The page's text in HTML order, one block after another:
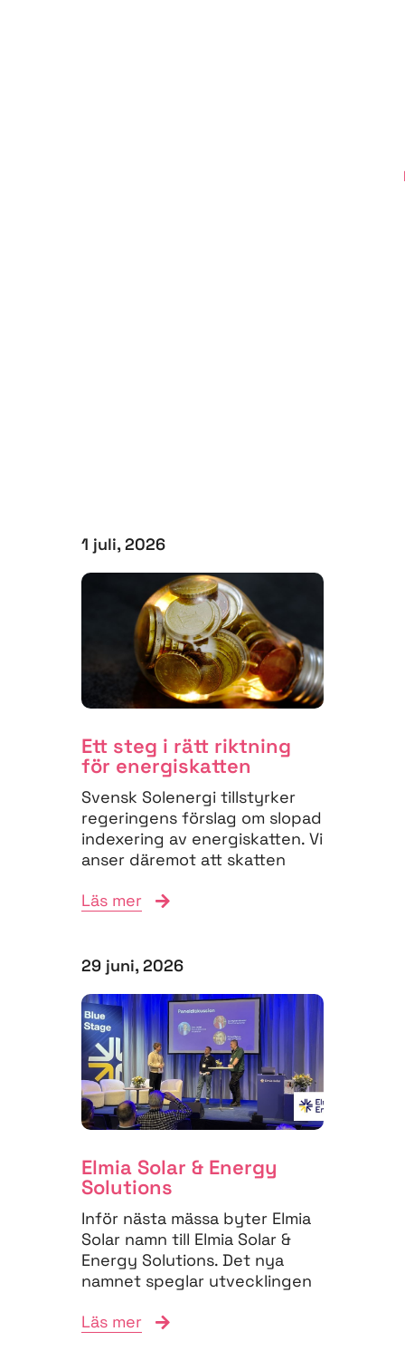
1 juli, 2026
Ett steg i rätt riktning
för energiskatten
Svensk Solenergi tillstyrker
regeringens förslag om slopad
indexering av energiskatten. Vi
anser däremot att skatten
att...
Läs mer
29 juni, 2026
Elmia Solar & Energy
Solutions
Inför nästa mässa byter Elmia
Solar namn till Elmia Solar &
Energy Solutions. Det nya
namnet speglar utvecklingen
Läs mer